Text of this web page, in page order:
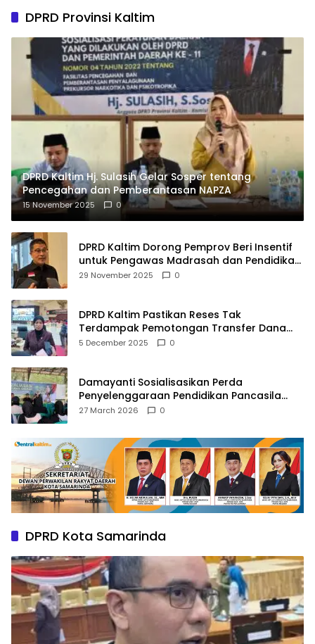
DPRD Provinsi Kaltim
DPRD Kaltim Hj. Sulasih Gelar Sosper tentang
Pencegahan dan Pemberantasan NAPZA
15 November 2025 0
DPRD Kaltim Dorong Pemprov Beri Insentif
untuk Pengawas Madrasah dan Pendidikan
Agama
29 November 2025 0
DPRD Kaltim Pastikan Reses Tak
Terdampak Pemotongan Transfer Dana
Pusat
5 December 2025 0
Damayanti Sosialisasikan Perda
Penyelenggaraan Pendidikan Pancasila
dan Wawasan Kebangsaan
27 March 2026 0
DPRD Kota Samarinda